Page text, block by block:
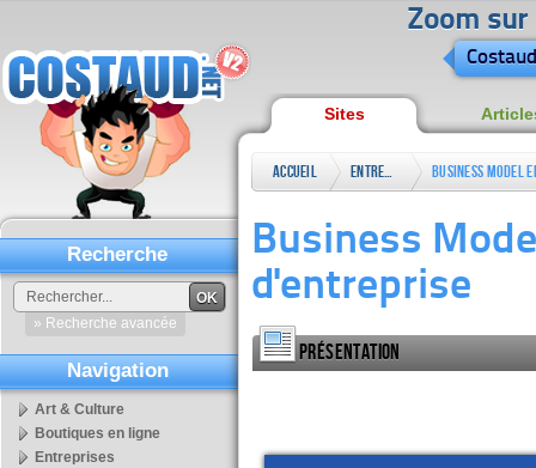
Zoom sur
Sites
Accueil Entreprises
Business Model
Business
d'entreprise
Présentation
Recherche
OK
» Recherche avancée
Navigation
Art & Culture
Boutiques en ligne
Entreprises